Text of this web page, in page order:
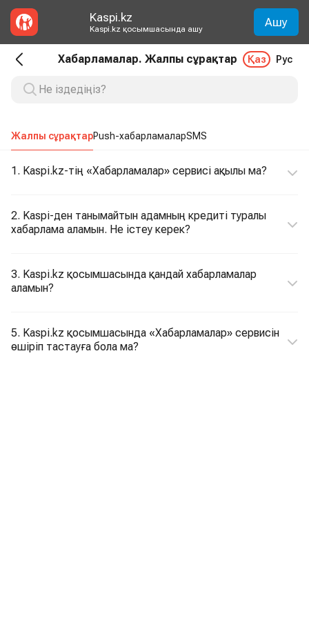
Kaspi.kz
Kaspi.kz қосымшасында ашу Ашу
Хабарламалар. Жалпы сұрақтар Қаз Рус
Жалпы сұрақтарPush-хабарламаларSMS
1. Kaspi.kz-тің «Хабарламалар» сервисі ақылы ма?
2. Kaspi-ден танымайтын адамның кредиті туралы
хабарлама аламын. Не істеу керек?
3. Kaspi.kz қосымшасында қандай хабарламалар
аламын?
5. Kaspi.kz қосымшасында «Хабарламалар» сервисін
өшіріп тастауға бола ма?